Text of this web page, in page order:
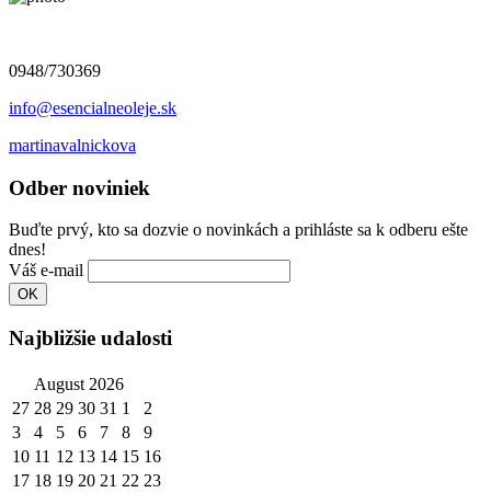
0948/730369
info@esencialneoleje.sk
martinavalnickova
Odber noviniek
Buďte prvý, kto sa dozvie o novinkách a prihláste sa k odberu ešte
dnes!
Váš e-mail
Najbližšie udalosti
August 2026
27 28 29 30 31 1
2
3
4 5 6 7 8
9
10 11 12 13 14 15 16
17 18 19 20 21 22 23